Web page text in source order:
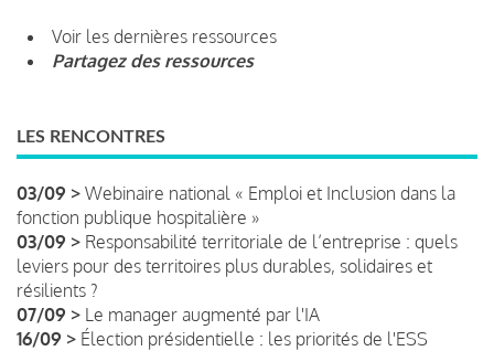
Voir les dernières ressources
Partagez des ressources
LES RENCONTRES
03/09 > Webinaire national « Emploi et Inclusion dans la
fonction publique hospitalière »
03/09 > Responsabilité territoriale de l’entreprise : quels
leviers pour des territoires plus durables, solidaires et
résilients ?
07/09 > Le manager augmenté par l'IA
16/09 > Élection présidentielle : les priorités de l'ESS